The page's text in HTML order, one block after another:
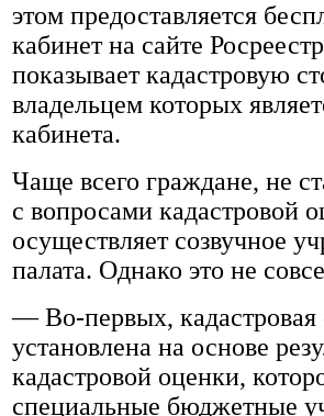
этом предоставляется
кабинет на сайте
показывает кадастровую
владельцем которых
кабинета.
Чаще всего граждане, не
с вопросами кадастровой
осуществляет созвучное
палата. Однако это не
— Во-первых, кадастровая
установлена на основе
кадастровой оценки,
специальные бюджетные